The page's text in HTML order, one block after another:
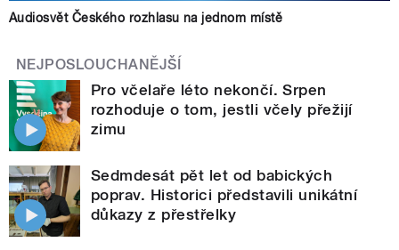
Audiosvět Českého rozhlasu na jednom místě
NEJPOSLOUCHANĚJŠÍ
Pro včelaře léto nekončí. Srpen
rozhoduje o tom, jestli včely přežijí
zimu
Sedmdesát pět let od babických
poprav. Historici představili unikátní
důkazy z přestřelky